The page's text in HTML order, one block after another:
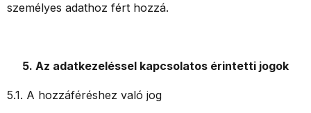
személyes adathoz fért hozzá.
5. Az adatkezeléssel kapcsolatos érintetti jogok
5.1. A hozzáféréshez való jog